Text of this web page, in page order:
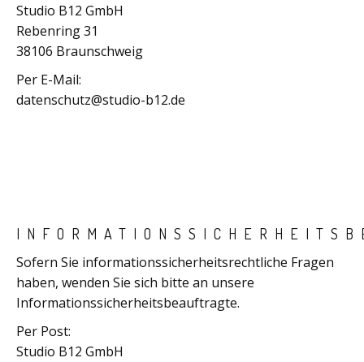
Studio B12 GmbH
Rebenring 31
38106 Braunschweig
Per E-Mail:
datenschutz@studio-b12.de
Sofern Sie informationssicherheitsrechtliche Fragen
haben, wenden Sie sich bitte an unsere
Informationssicherheitsbeauftragte.
Per Post:
Studio B12 GmbH